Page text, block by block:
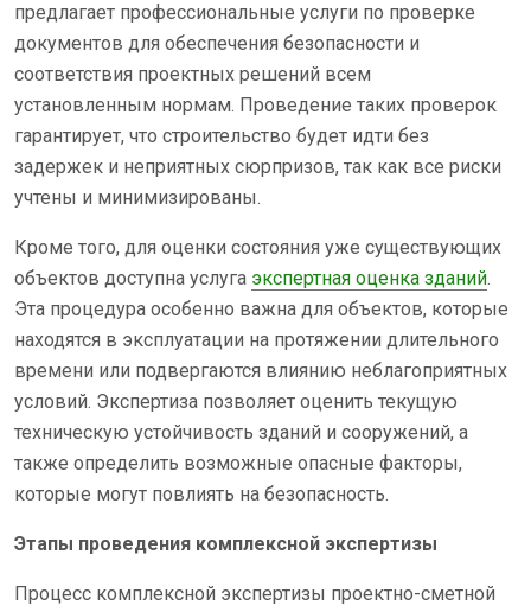
предлагает профессиональные услуги по проверке
документов для обеспечения безопасности и
соответствия проектных решений всем
установленным нормам. Проведение таких проверок
гарантирует, что строительство будет идти без
задержек и неприятных сюрпризов, так как все риски
учтены и минимизированы.
Кроме того, для оценки состояния уже существующих
объектов доступна услуга экспертная оценка зданий.
Эта процедура особенно важна для объектов, которые
находятся в эксплуатации на протяжении длительного
времени или подвергаются влиянию неблагоприятных
условий. Экспертиза позволяет оценить текущую
техническую устойчивость зданий и сооружений, а
также определить возможные опасные факторы,
которые могут повлиять на безопасность.
Этапы проведения комплексной экспертизы
Процесс комплексной экспертизы проектно-сметной